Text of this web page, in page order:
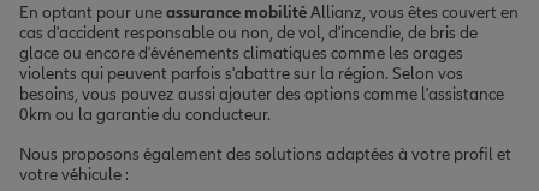
En optant pour uneassurance mobilitéAllianz, vous êtes couvert en
cas d'accident responsable ou non, de vol, d'incendie, de bris de
glace ou encore d'événements climatiques comme les orages
violents qui peuvent parfois s'abattre sur la région. Selon vos
besoins, vous pouvez aussi ajouter des options comme l'assistance
0km ou la garantie du conducteur.
Nous proposons également des solutions adaptées à votre profil et
votre véhicule :